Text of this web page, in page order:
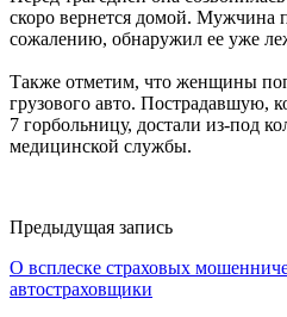
скоро вернется домой. Мужчина
сожалению, обнаружил ее уже
Также отметим, что женщины
грузового авто. Пострадавшую,
7 горбольницу, достали из-под
медицинской службы.
Предыдущая запись
О всплеске страховых
автостраховщики